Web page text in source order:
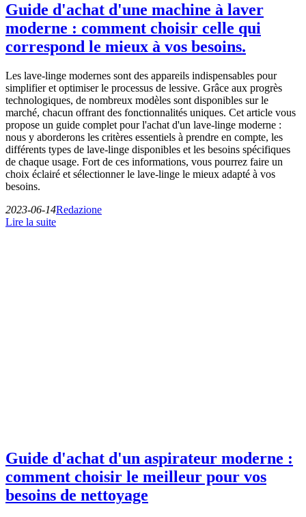
Guide d'achat d'une machine à laver
moderne : comment choisir celle qui
correspond le mieux à vos besoins.
Les lave-linge modernes sont des appareils indispensables pour
simplifier et optimiser le processus de lessive. Grâce aux progrès
technologiques, de nombreux modèles sont disponibles sur le
marché, chacun offrant des fonctionnalités uniques. Cet article vous
propose un guide complet pour l'achat d'un lave-linge moderne :
nous y aborderons les critères essentiels à prendre en compte, les
différents types de lave-linge disponibles et les besoins spécifiques
de chaque usage. Fort de ces informations, vous pourrez faire un
choix éclairé et sélectionner le lave-linge le mieux adapté à vos
besoins.
2023-06-14Redazione
Lire la suite
Guide d'achat d'un aspirateur moderne :
comment choisir le meilleur pour vos
besoins de nettoyage